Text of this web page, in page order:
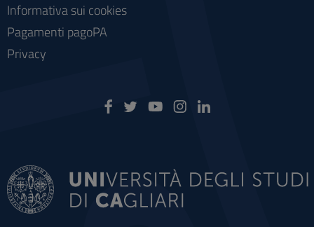
Informativa sui cookies
Pagamenti pagoPA
Privacy